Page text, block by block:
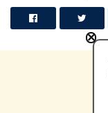
×